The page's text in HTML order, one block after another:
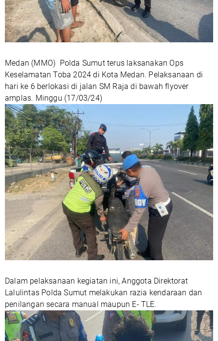
Medan (MMO) Polda Sumut terus laksanakan Ops
Keselamatan Toba 2024 di Kota Medan. Pelaksanaan di
hari ke 6 berlokasi di jalan SM Raja di bawah flyover
amplas. Minggu (17/03/24)
Dalam pelaksanaan kegiatan ini, Anggota Direktorat
Lalulintas Polda Sumut melakukan razia kendaraan dan
penilangan secara manual maupun E- TLE.